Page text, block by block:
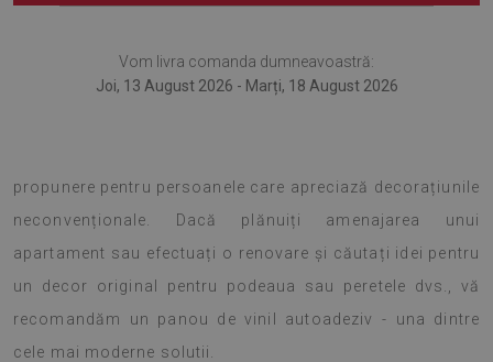
Vom livra comanda dumneavoastră:
Joi, 13 August 2026 - Marți, 18 August 2026
propunere pentru persoanele care apreciază decorațiunile
neconvenționale. Dacă plănuiți amenajarea unui
apartament sau efectuați o renovare și căutați idei pentru
un decor original pentru podeaua sau peretele dvs., vă
recomandăm un panou de vinil autoadeziv - una dintre
cele mai moderne solutii.